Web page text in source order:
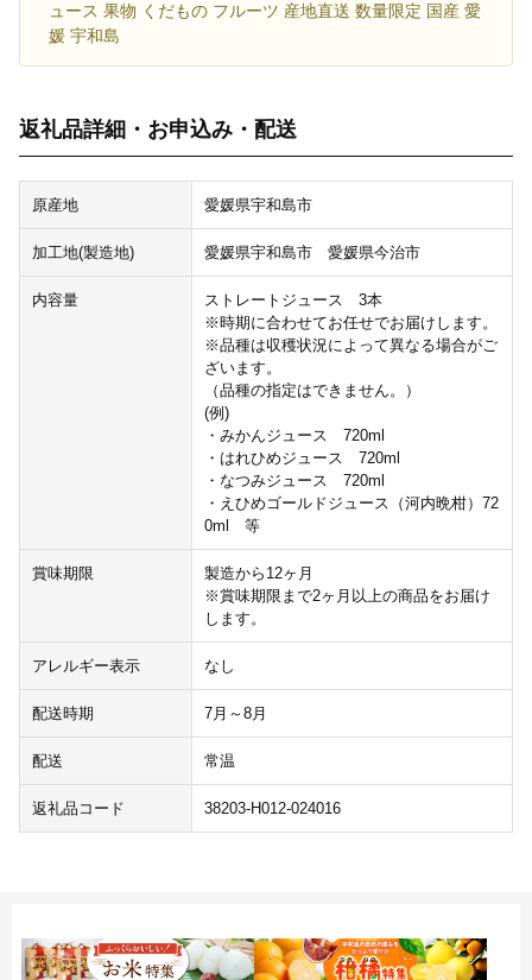
ュース 果物 くだもの フルーツ 産地直送 数量限定 国産 愛
媛 宇和島
返礼品詳細・お申込み・配送
原産地 愛媛県宇和島市
加工地(製造地) 愛媛県宇和島市 愛媛県今治市
内容量
ストレートジュース 3本
※時期に合わせてお任せでお届けします。
※品種は収穫状況によって異なる場合がご
ざいます。
（品種の指定はできません。）
(例)
・みかんジュース 720ml
・はれひめジュース 720ml
・なつみジュース 720ml
・えひめゴールドジュース（河内晩柑）72
0ml 等
賞味期限
製造から12ヶ月
※賞味期限まで2ヶ月以上の商品をお届け
します。
アレルギー表示 なし
配送時期 7月～8月
配送 常温
返礼品コード 38203-H012-024016